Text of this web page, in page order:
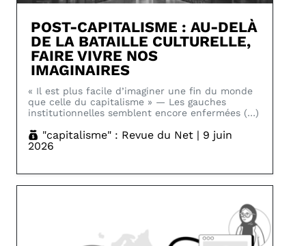
POST-CAPITALISME : AU-DELÀ
DE LA BATAILLE CULTURELLE,
FAIRE VIVRE NOS
IMAGINAIRES
« Il est plus facile d’imaginer une fin du monde
que celle du capitalisme » — Les gauches
institutionnelles semblent encore enfermées (…)
"capitalisme" : Revue du Net | 9 juin
2026